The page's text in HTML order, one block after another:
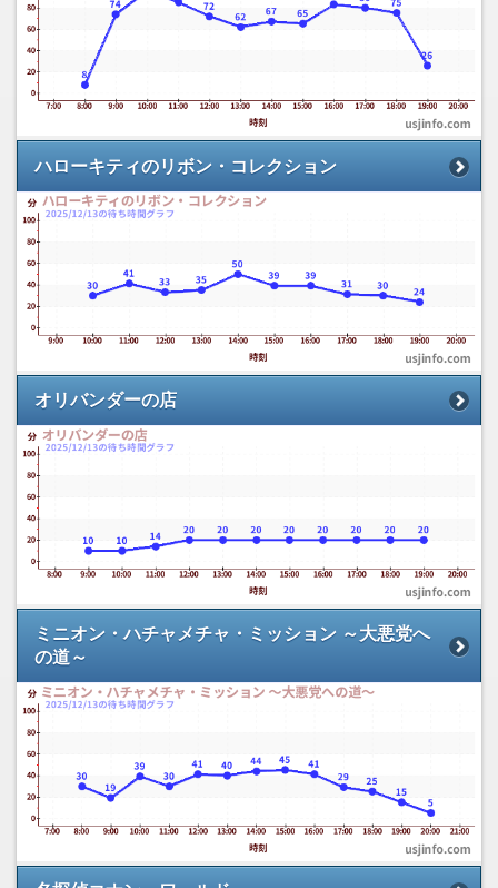
ハローキティのリボン・コレクション
オリバンダーの店
ミニオン・ハチャメチャ・ミッション ～大悪党へ
の道～